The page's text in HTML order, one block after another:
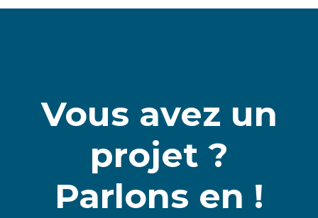
Vous avez un
projet ?
Parlons en !